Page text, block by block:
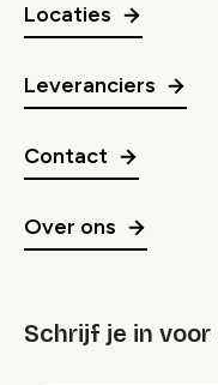
Locaties
Leveranciers
Contact
Over ons
Schrijf je in